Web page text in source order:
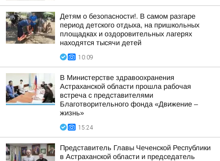
Детям о безопасности!. В самом разгаре
период детского отдыха, на пришкольных
площадках и оздоровительных лагерях
находятся тысячи детей
10:09
В Министерстве здравоохранения
Астраханской области прошла рабочая
встреча с представителями
Благотворительного фонда «Движение –
жизнь»
15:24
Представитель Главы Чеченской Республики
в Астраханской области и председатель